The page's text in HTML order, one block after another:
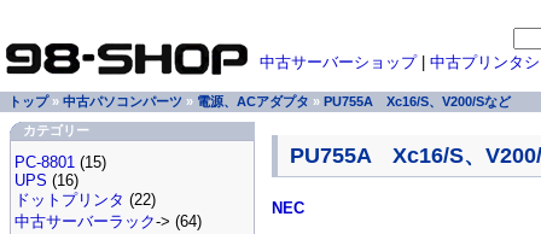
PU755A Xc16/S、
NEC
中古サーバーショップ| 中古プリンタ
トップ» 中古パソコンパーツ » 電源、ACアダプタ » PU755A Xc16/S、V200/Sなど
カテゴリー
PC-8801 (15)
UPS (16)
ドットプリンタ (22)
中古サーバーラック-> (64)